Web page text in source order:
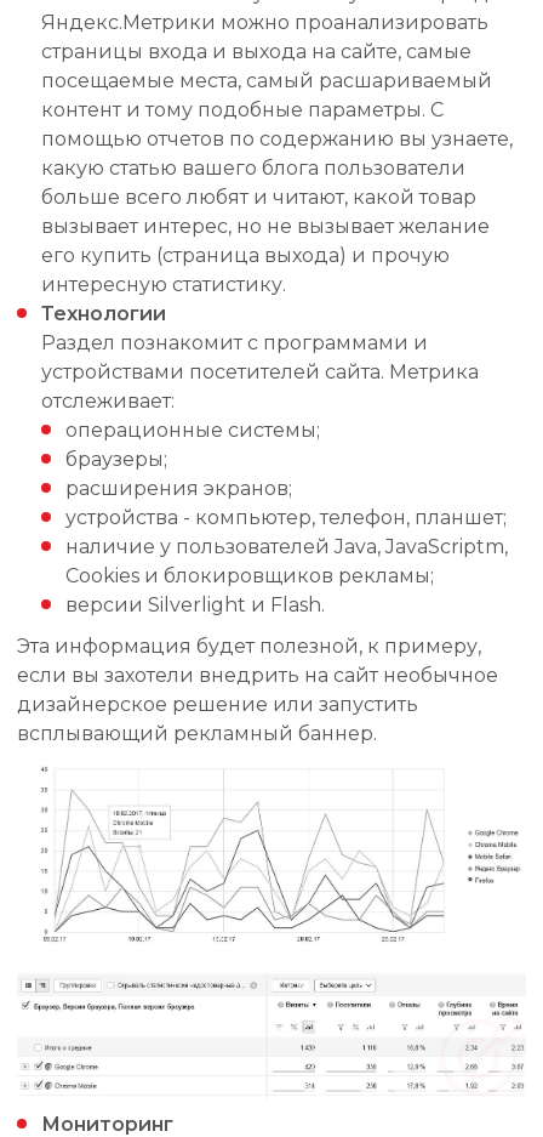
Яндекс.Метрики можно проанализировать
страницы входа и выхода на сайте, самые
посещаемые места, самый расшариваемый
контент и тому подобные параметры. С
помощью отчетов по содержанию вы узнаете,
какую статью вашего блога пользователи
больше всего любят и читают, какой товар
вызывает интерес, но не вызывает желание
его купить (страница выхода) и прочую
интересную статистику.
Технологии
Раздел познакомит с программами и
устройствами посетителей сайта. Метрика
отслеживает:
операционные системы;
браузеры;
расширения экранов;
устройства - компьютер, телефон, планшет;
наличие у пользователей Java, JavaScriptm,
Cookies и блокировщиков рекламы;
версии Silverlight и Flash.
Эта информация будет полезной, к примеру,
если вы захотели внедрить на сайт необычное
дизайнерское решение или запустить
всплывающий рекламный баннер.
Мониторинг